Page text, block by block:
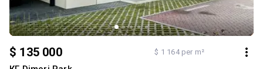
$ 135 000 $ 1 164 per m²